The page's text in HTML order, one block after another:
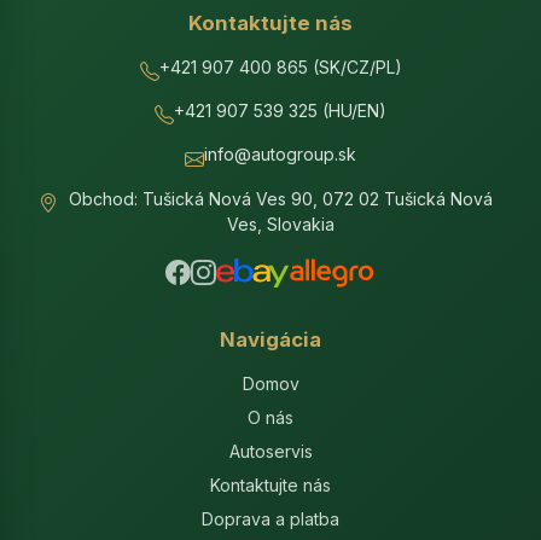
Kontaktujte nás
+421 907 400 865 (SK/CZ/PL)
+421 907 539 325 (HU/EN)
info@autogroup.sk
Obchod: Tušická Nová Ves 90, 072 02 Tušická Nová
Ves, Slovakia
Navigácia
Domov
O nás
Autoservis
Kontaktujte nás
Doprava a platba